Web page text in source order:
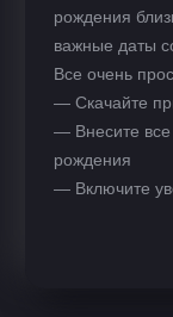
рождения
важные даты
Все очень
— Скачайте
— Внесите
рождения
— Включите